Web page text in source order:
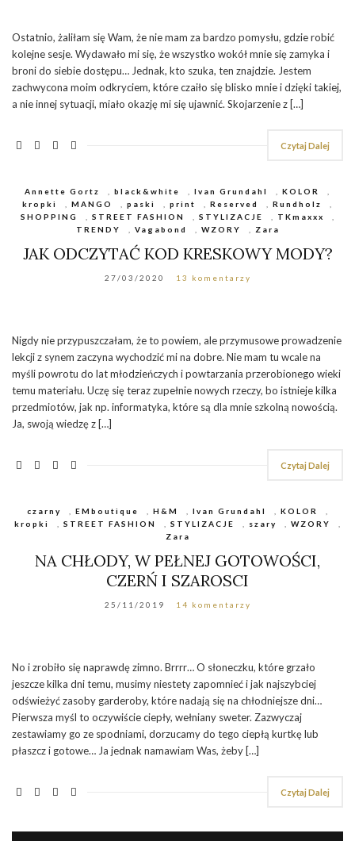
Ostatnio, żaliłam się Wam, że nie mam za bardzo pomysłu, gdzie robić
kolejne sesje. Wydawało mi się, że wszystko wokół mnie się zamyka i
broni do siebie dostępu… Jednak, kto szuka, ten znajdzie. Jestem
zachwycona moim odkryciem, które czaiło się blisko mnie i dzięki takiej,
a nie innej sytuacji, miało okazję mi się ujawnić. Skojarzenie z […]
Czytaj Dalej
Annette Gortz black&white Ivan Grundahl KOLOR
kropki
MANGO paski print Reserved Rundholz
SHOPPING
STREET FASHION STYLIZACJE TKmaxxx
TRENDY
Vagabond WZORY Zara
JAK ODCZYTAĆ KOD KRESKOWY MODY?
27/03/2020 13 komentarzy
Nigdy nie przypuszczałam, że to powiem, ale przymusowe prowadzenie
lekcji z synem zaczyna wychodzić mi na dobre. Nie mam tu wcale na
myśli powrotu do lat młodzieńczych i powtarzania przerobionego wieki
temu materiału. Uczę się teraz zupełnie nowych rzeczy, bo istnieje kilka
przedmiotów, jak np. informatyka, które są dla mnie szkolną nowością.
Ja, swoją wiedzę z […]
Czytaj Dalej
czarny EMboutique H&M Ivan Grundahl KOLOR
kropki
STREET FASHION STYLIZACJE szary WZORY
Zara
NA CHŁODY, W PEŁNEJ GOTOWOŚCI,
CZERŃ I SZAROSCI
25/11/2019 14 komentarzy
No i zrobiło się naprawdę zimno. Brrrr… O słoneczku, które grzało
jeszcze kilka dni temu, musimy niestety zapomnieć i jak najszybciej
odświeżyć zasoby garderoby, które nadają się na chłodniejsze dni…
Pierwsza myśl to oczywiście ciepły, wełniany sweter. Zazwyczaj
zestawiamy go ze spodniami, dorzucamy do tego ciepłą kurtkę lub
płaszcz i gotowe… Ja jednak namawiam Was, żeby […]
Czytaj Dalej